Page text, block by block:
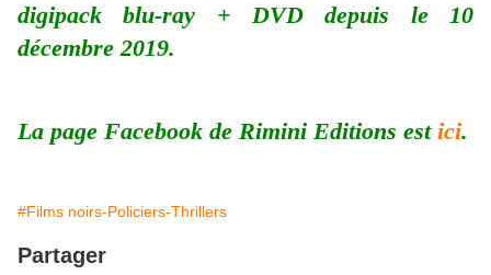
digipack blu-ray + DVD depuis le 10
décembre 2019.
La page Facebook de Rimini Editions est ici.
#Films noirs-Policiers-Thrillers
Partager